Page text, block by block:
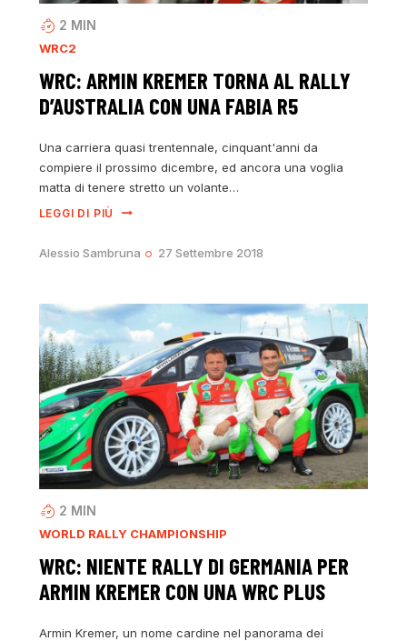
2 MIN
WRC2
WRC: ARMIN KREMER TORNA AL RALLY
D’AUSTRALIA CON UNA FABIA R5
Una carriera quasi trentennale, cinquant'anni da
compiere il prossimo dicembre, ed ancora una voglia
matta di tenere stretto un volante…
LEGGI DI PIÙ
Alessio Sambruna 27 Settembre 2018
2 MIN
WORLD RALLY CHAMPIONSHIP
WRC: NIENTE RALLY DI GERMANIA PER
ARMIN KREMER CON UNA WRC PLUS
Armin Kremer, un nome cardine nel panorama dei